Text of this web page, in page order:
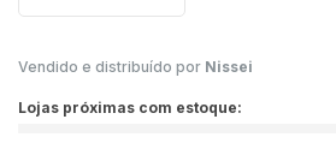
Vendido e distribuído por Nissei
Lojas próximas com estoque: